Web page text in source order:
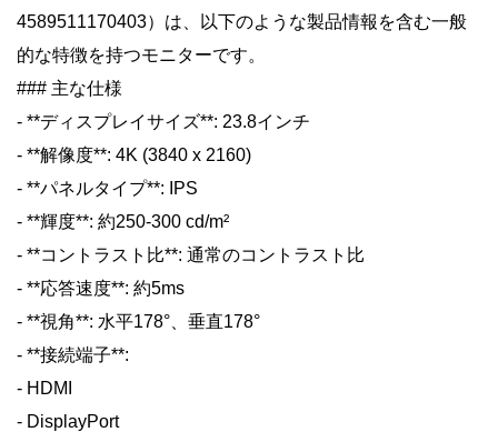
4589511170403）は、以下のような製品情報を含む一般
的な特徴を持つモニターです。
### 主な仕様
- **ディスプレイサイズ**: 23.8インチ
- **解像度**: 4K (3840 x 2160)
- **パネルタイプ**: IPS
- **輝度**: 約250-300 cd/m²
- **コントラスト比**: 通常のコントラスト比
- **応答速度**: 約5ms
- **視角**: 水平178°、垂直178°
- **接続端子**:
- HDMI
- DisplayPort